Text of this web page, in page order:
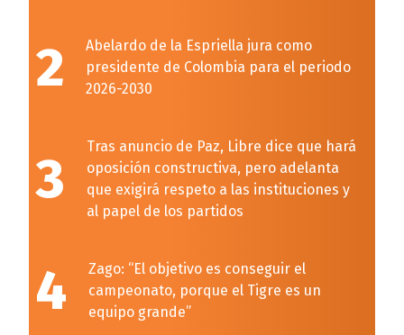
2
Abelardo de la Espriella jura como
presidente de Colombia para el periodo
2026-2030
3
Tras anuncio de Paz, Libre dice que hará
oposición constructiva, pero adelanta
que exigirá respeto a las instituciones y
al papel de los partidos
4
Zago: “El objetivo es conseguir el
campeonato, porque el Tigre es un
equipo grande”